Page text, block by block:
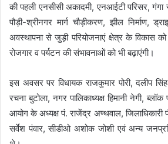
की पहली एनसीसी अकादमी, एनआईटी परिसर,
पौड़ी-श्रीनगर मार्ग चौड़ीकरण, झील निर्माण,
अवस्थापना से जुड़ी परियोजनाएं क्षेत्र के विकास
रोजगार व पर्यटन की संभावनाओं को भी बढ़ाएंगी।
इस अवसर पर विधायक राजकुमार पोरी, दलीप
रचना बुटोला, नगर पालिकाध्यक्ष हिमानी नेगी,
आयोग के अध्यक्ष पं. राजेंद्र अण्थवाल, जिलाधिकारी
सर्वेश पंवार, सीडीओ अशोक जोशी एवं अन्य